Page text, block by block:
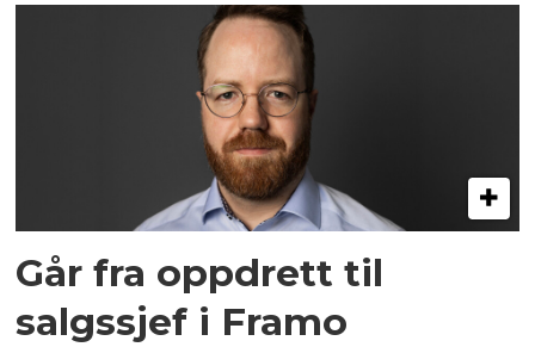
Går fra oppdrett til
salgssjef i Framo